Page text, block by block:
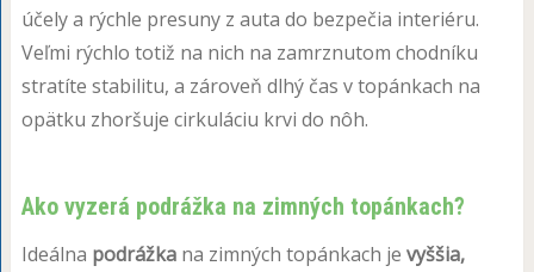
účely a rýchle presuny z auta do bezpečia interiéru.
Veľmi rýchlo totiž na nich na zamrznutom chodníku
stratíte stabilitu, a zároveň dlhý čas v topánkach na
opätku zhoršuje cirkuláciu krvi do nôh.
Ako vyzerá podrážka na zimných topánkach?
Ideálna podrážkana zimných topánkach je vyššia,